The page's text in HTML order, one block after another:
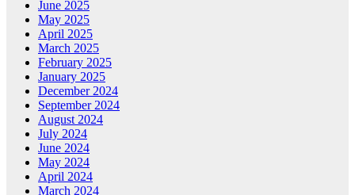
June 2025
May 2025
April 2025
March 2025
February 2025
January 2025
December 2024
September 2024
August 2024
July 2024
June 2024
May 2024
April 2024
March 2024